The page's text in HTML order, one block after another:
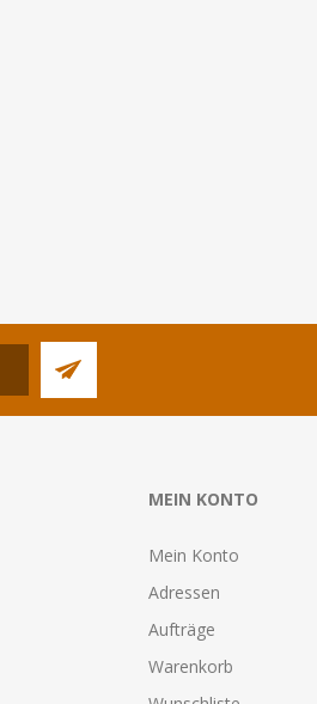
MEIN KONTO
Mein Konto
Adressen
Aufträge
Warenkorb